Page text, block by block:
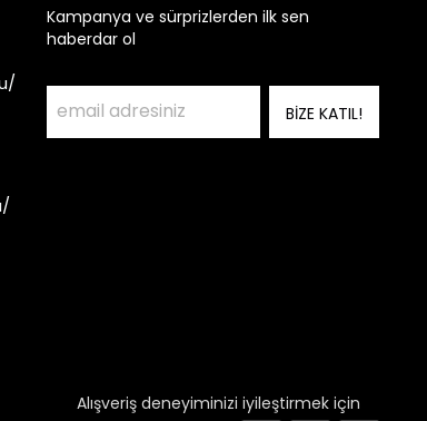
Alışveriş deneyiminizi iyileştirmek için
Kampanya ve sürprizlerden ilk sen
haberdar ol
BİZE KATIL!